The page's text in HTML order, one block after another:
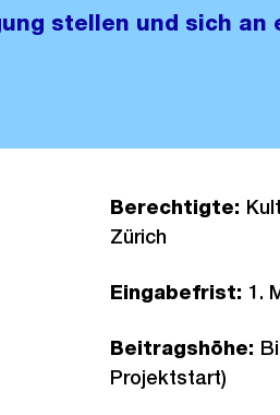
stellen und sich
Berechtigte:
Zürich
Eingabefrist: 1.
Beitragshöhe:
Projektstart)